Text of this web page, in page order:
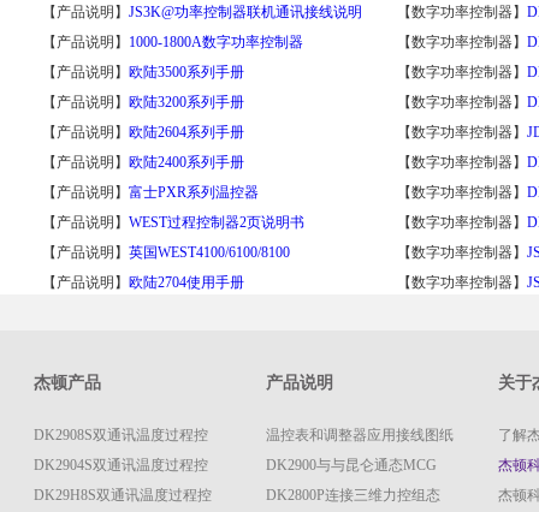
【产品说明】JS3K@功率控制器联机通讯接线说明
【产品说明】 1000-1800A数字功率控制器
【产品说明】 欧陆3500系列手册
【产品说明】 欧陆3200系列手册
【产品说明】 欧陆2604系列手册
【产品说明】 欧陆2400系列手册
【产品说明】富士PXR系列温控器
【产品说明】WEST过程控制器2页说明书
【产品说明】英国WEST4100/6100/8100
【产品说明】 欧陆2704使用手册
【数字功率控制器】
【数字功率控制器】
【数字功率控制器】
【数字功率控制器】
【数字功率控制器】
【数字功率控制器】
【数字功率控制器】
【数字功率控制器】
【数字功率控制器】
【数字功率控制器】
杰顿产品
DK2908S双通讯温度过程控
DK2904S双通讯温度过程控
DK29H8S双通讯温度过程控
产品说明
温控表和调整器应用接线图纸
DK2900与与昆仑通态MCG
DK2800P连接三维力控组态
关于
了解
杰顿
杰顿